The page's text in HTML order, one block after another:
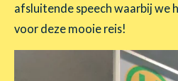
afsluitende speech waarbij we
voor deze mooie reis!